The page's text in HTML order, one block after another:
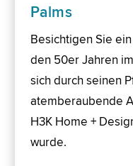
Palms
Besichtigen Sie
den 50er Jahren
sich durch seinen
atemberaubende
H3K Home +
wurde.